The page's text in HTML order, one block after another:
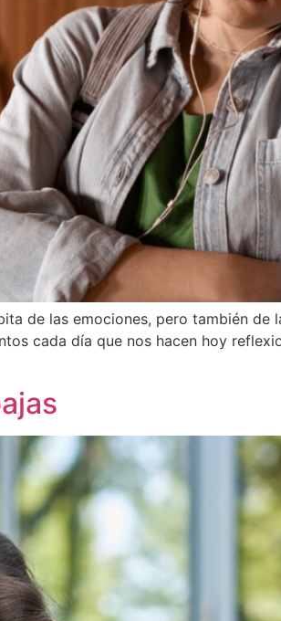
de las emociones, pero también de
cada día que nos hacen hoy